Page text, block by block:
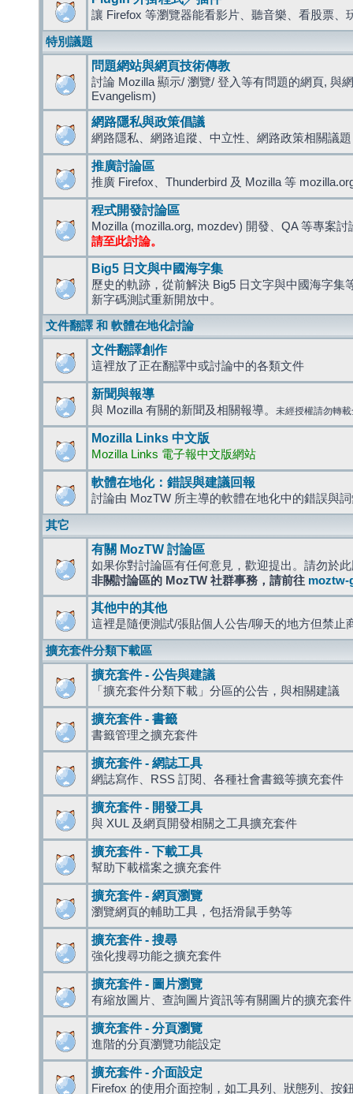
讓 Firefox 等瀏覽器能看影片、聽音樂、看股票、
特別議題
問題網站與網頁技術傳教
討論 Mozilla 顯示/ 瀏覽/ 登入等有問題的網頁, 與
Evangelism)
網路隱私與政策倡議
網路隱私、網路追蹤、中立性、網路政策相關議題
推廣討論區
推廣 Firefox、Thunderbird 及 Mozilla 等
程式開發討論區
Mozilla (mozilla.org, mozdev) 開發、QA 等專案討
請至此討論。
Big5 日文與中國海字集
歷史的軌跡，從前解決 Big5 日文字與中國海字集
新字碼測試重新開放中。
文件翻譯 和 軟體在地化討論
文件翻譯創作
這裡放了正在翻譯中或討論中的各類文件
新聞與報導
與 Mozilla 有關的新聞及相關報導。 未經授權請勿轉
Mozilla Links 中文版
Mozilla Links 電子報中文版網站
軟體在地化：錯誤與建議回報
討論由 MozTW 所主導的軟體在地化中的錯誤與
其它
有關 MozTW 討論區
如果你對討論區有任何意見，歡迎提出。請勿於
非關討論區的 MozTW 社群事務，請前往 moztw-
其他中的其他
這裡是隨便測試/張貼個人公告/聊天的地方但禁止
擴充套件分類下載區
擴充套件 - 公告與建議
「擴充套件分類下載」分區的公告，與相關建議
擴充套件 - 書籤
書籤管理之擴充套件
擴充套件 - 網誌工具
網誌寫作、RSS 訂閱、各種社會書籤等擴充套件
擴充套件 - 開發工具
與 XUL 及網頁開發相關之工具擴充套件
擴充套件 - 下載工具
幫助下載檔案之擴充套件
擴充套件 - 網頁瀏覽
瀏覽網頁的輔助工具，包括滑鼠手勢等
擴充套件 - 搜尋
強化搜尋功能之擴充套件
擴充套件 - 圖片瀏覽
有縮放圖片、查詢圖片資訊等有關圖片的擴充套件
擴充套件 - 分頁瀏覽
進階的分頁瀏覽功能設定
擴充套件 - 介面設定
Firefox 的使用介面控制，如工具列、狀態列、按